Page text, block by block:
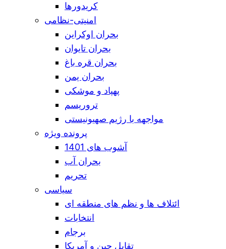
کریدورها
امنیتی-نظامی
بحران اوکراین
بحران تایوان
بحران قره باغ
بحران یمن
پهپاد و موشکی
تروریسم
مواجهه با رژیم صهیونیستی
پرونده ویژه
آشوب های 1401
بحران آب
تحریم
سیاسی
ائتلاف ها و نظم های منطقه ای
انتخابات
برجام
تقابل چین و آمریکا